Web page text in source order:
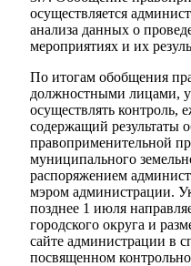
осуществляется
анализа данных о
мероприятиях и их
По итогам обобщения
должностными лицами,
осуществлять контроль,
содержащий результаты
правоприменительной
муниципального
распоряжением
мэром администрации.
позднее 1 июля
городского округа и
сайте администрации в
посвященном